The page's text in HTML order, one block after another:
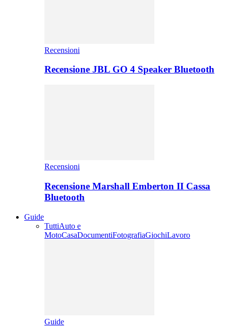
Recensioni
Recensione JBL GO 4 Speaker Bluetooth
Recensioni
Recensione Marshall Emberton II Cassa
Bluetooth
Guide
TuttiAuto e
MotoCasaDocumentiFotografiaGiochiLavoro
Guide